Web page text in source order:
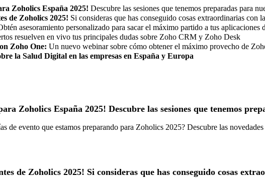
Zoholics España 2025! Descubre las sesiones que tenemos preparadas para
de Zoholics 2025! Si consideras que has conseguido cosas extraordinarias con
asesoramiento personalizado para sacar el máximo partido a tus aplicaciones
resuelven en vivo tus principales dudas sobre Zoho CRM y Zoho Desk
Zoho One: Un nuevo webinar sobre cómo obtener el máximo provecho de
la Salud Digital en las empresas en España y Europa
Zoholics España 2025! Descubre las sesiones que tenemos
de evento que estamos preparando para Zoholics 2025? Descubre las
de Zoholics 2025! Si consideras que has conseguido cosas